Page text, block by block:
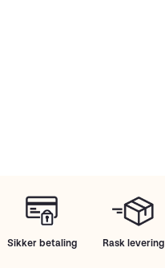
Sikker betaling Rask levering